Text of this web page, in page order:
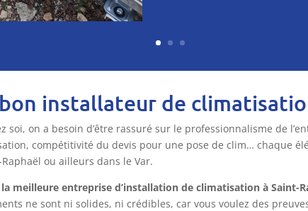
installateur de
soi, on a besoin d’être rassuré sur le professionnalisme de
compétitivité du devis pour une pose de clim… chaque
ou ailleurs dans le Var.
la meilleure entreprise d’installation de climatisation à Saint-
ne sont ni solides, ni crédibles, car vous voulez des